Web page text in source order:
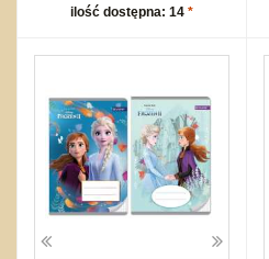
ilość dostępna: 14 *